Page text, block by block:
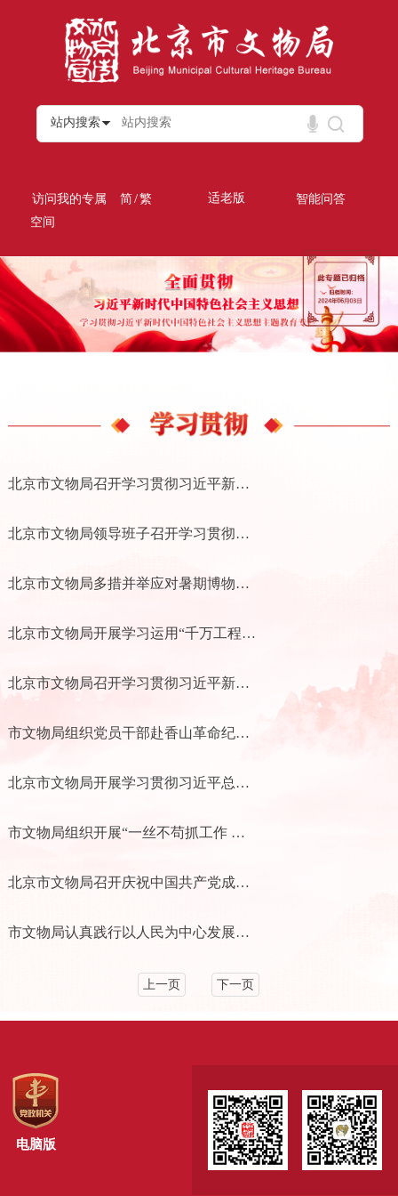
站内搜索
访问我的专属
空间
简/繁 适老版 智能问答
北京市文物局召开学习贯彻习近平新时代中国特色社会主义思想主题教育总结会议
北京市文物局领导班子召开学习贯彻习近平新时代中国特色社会主义思想主题教育专题民主生活会
北京市文物局多措并举应对暑期博物馆大客流
北京市文物局开展学习运用“千万工程”经验专题交流研讨
北京市文物局召开学习贯彻习近平新时代中国特色社会主义思想主题教育调研成果交流会
市文物局组织党员干部赴香山革命纪念馆参观学习
北京市文物局开展学习贯彻习近平总书记文化传承发展座谈会重要讲话精神专题交流研讨
市文物局组织开展“一丝不苟抓工作 满面春风提服务”参观见学活动
北京市文物局召开庆祝中国共产党成立102周年大会暨主题教育“理论大讲堂”第二讲
市文物局认真践行以人民为中心发展思想 扎实推动主题教育提质增效
上一页 下一页
电脑版